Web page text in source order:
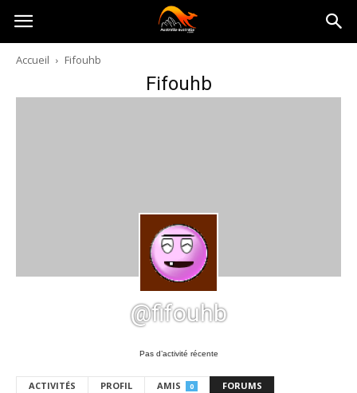
Australia-
australie.com
Accueil Fifouhb
Fifouhb
@fifouhb
Pas d’activité récente
ACTIVITÉS PROFIL AMIS 0 FORUMS